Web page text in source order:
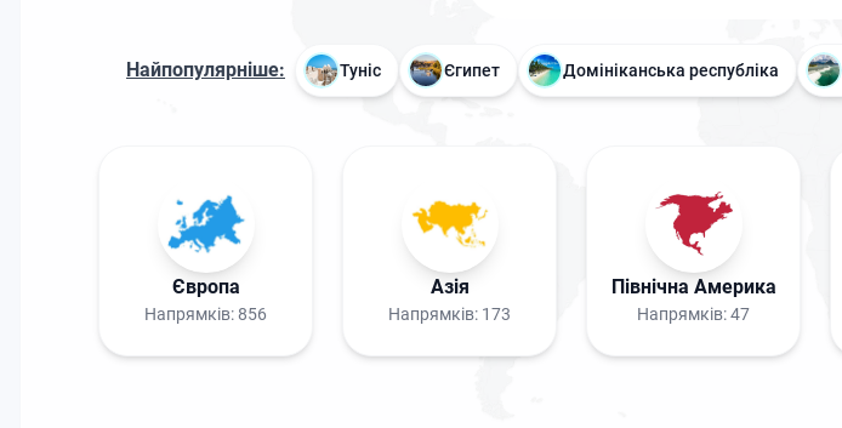
Найпопулярніше: Туніс Єгипет Домініканська республіка
Європа
Напрямків: 856
Азія
Напрямків: 173
Північна Америка
Напрямків:47